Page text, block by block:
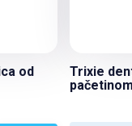
od
Trixie
pačetinom